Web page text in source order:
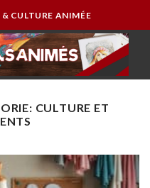
& CULTURE ANIMÉE
CULTURE ET